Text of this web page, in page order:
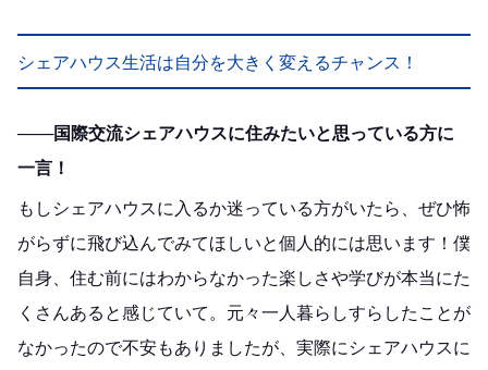
シェアハウス生活は自分を大きく変えるチャンス！
───国際交流シェアハウスに住みたいと思っている方に
一言！
もしシェアハウスに入るか迷っている方がいたら、ぜひ怖
がらずに飛び込んでみてほしいと個人的には思います！僕
自身、住む前にはわからなかった楽しさや学びが本当にた
くさんあると感じていて。元々一人暮らしすらしたことが
なかったので不安もありましたが、実際にシェアハウスに